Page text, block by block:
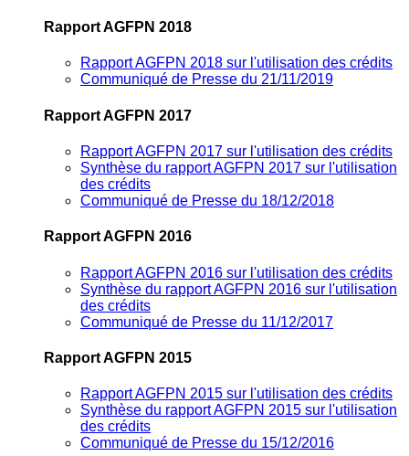
Rapport AGFPN 2018
Rapport AGFPN 2018 sur l'utilisation des crédits
Communiqué de Presse du 21/11/2019
Rapport AGFPN 2017
Rapport AGFPN 2017 sur l'utilisation des crédits
Synthèse du rapport AGFPN 2017 sur l'utilisation
des crédits
Communiqué de Presse du 18/12/2018
Rapport AGFPN 2016
Rapport AGFPN 2016 sur l'utilisation des crédits
Synthèse du rapport AGFPN 2016 sur l'utilisation
des crédits
Communiqué de Presse du 11/12/2017
Rapport AGFPN 2015
Rapport AGFPN 2015 sur l'utilisation des crédits
Synthèse du rapport AGFPN 2015 sur l'utilisation
des crédits
Communiqué de Presse du 15/12/2016